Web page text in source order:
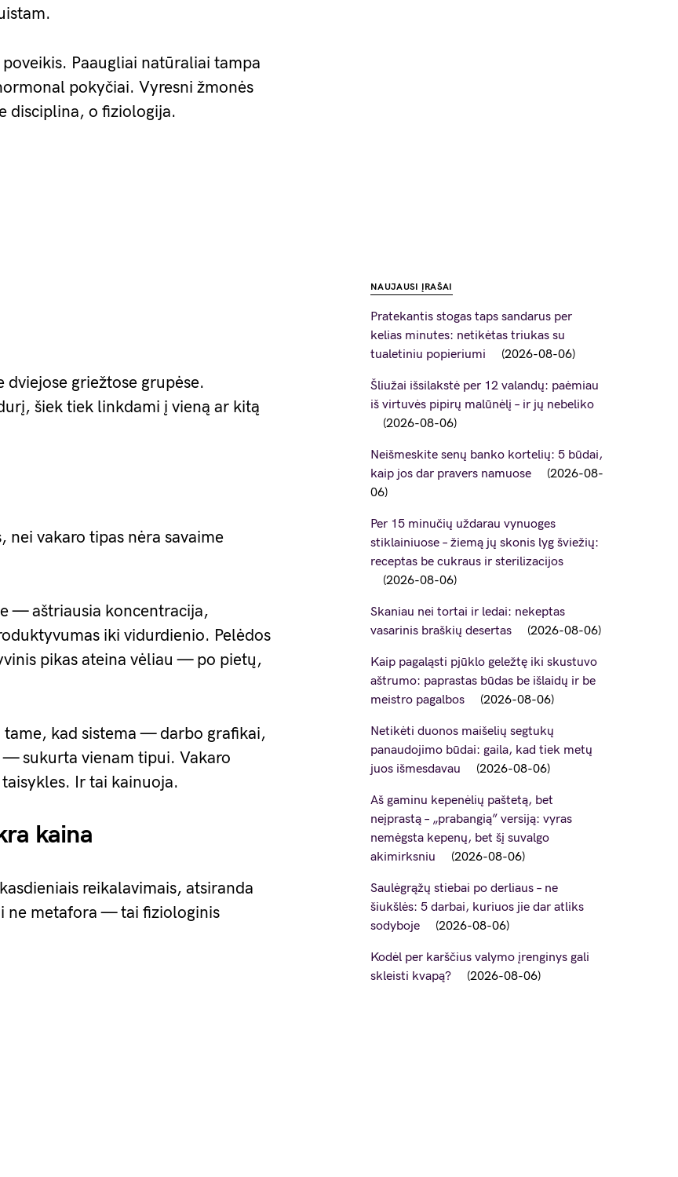
Paaugliai natūraliai tampa
pokyčiai. Vyresni žmonės
disciplina, o fiziologija.
griežtose grupėse.
šiek tiek linkdami į vieną ar kitą
vakaro tipas nėra savaime
— aštriausia koncentracija,
iki vidurdienio. Pelėdos
pikas ateina vėliau — po pietų,
kad sistema — darbo grafikai,
sukurta vienam tipui. Vakaro
Ir tai kainuoja.
kaina
reikalavimais, atsiranda
ne metafora — tai fiziologinis
NAUJAUSI ĮRAŠAI
Pratekantis stogas taps sandarus per
kelias minutes: netikėtas triukas su
tualetiniu popieriumi
2026-08-06
Šliužai išsilakstė per 12 valandų: paėmiau
iš virtuvės pipirų malūnėlį – ir jų nebeliko
2026-08-06
Neišmeskite senų banko kortelių: 5 būdai,
kaip jos dar pravers namuose
2026-08-
06
Per 15 minučių uždarau vynuoges
stiklainiuose – žiemą jų skonis lyg šviežių:
receptas be cukraus ir sterilizacijos
2026-08-06
Skaniau nei tortai ir ledai: nekeptas
vasarinis braškių desertas
2026-08-06
Kaip pagaląsti pjūklo geležtę iki skustuvo
aštrumo: paprastas būdas be išlaidų ir be
meistro pagalbos
2026-08-06
Netikėti duonos maišelių segtukų
panaudojimo būdai: gaila, kad tiek metų
juos išmesdavau
2026-08-06
Aš gaminu kepenėlių paštetą, bet
neįprastą – „prabangią” versiją: vyras
nemėgsta kepenų, bet šį suvalgo
akimirksniu
2026-08-06
Saulėgrąžų stiebai po derliaus – ne
šiukšlės: 5 darbai, kuriuos jie dar atliks
sodyboje
2026-08-06
Kodėl per karščius valymo įrenginys gali
skleisti kvapą?
2026-08-06